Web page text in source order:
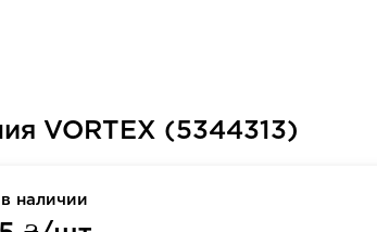
VORTEX (5344313)
в наличии